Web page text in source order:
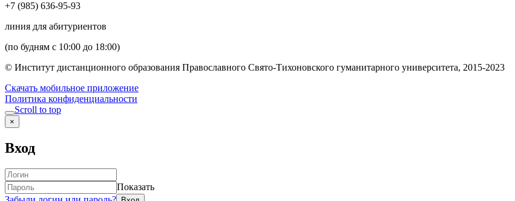
+7 (985) 636-95-93
линия для абитуриентов
(по будням с 10:00 до 18:00)
© Институт дистанционного образования Православного Свято-Тихоновского гуманитарного университета, 2015-2023
Скачать мобильное приложение
Политика конфиденциальности
Scroll to top
×
Вход
Показать